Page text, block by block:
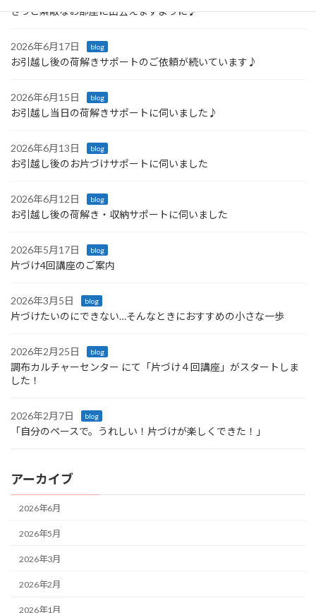
きっと素敵なお部屋に出会えますように♪
2026年6月17日 blog
お引越し後の荷解きサポートのご依頼が続いています♪
2026年6月15日 blog
お引越し当日の荷解きサポートに伺いました♪
2026年6月13日 blog
お引越し後のお片づけサポートに伺いました
2026年6月12日 blog
お引越し後の荷解き・収納サポートに伺いました
2026年5月17日 blog
片づけ4回講座のご案内
2026年3月5日 blog
片づけたいのにできない…そんなときにおすすめの小さな一歩
2026年2月25日 blog
調布カルチャーセンター にて「片づけ４回講座」がスタートしま
した！
2026年2月7日 blog
「自分のペースで。うれしい！片づけが楽しくできた！」
アーカイブ
2026年6月
2026年5月
2026年3月
2026年2月
2026年1月